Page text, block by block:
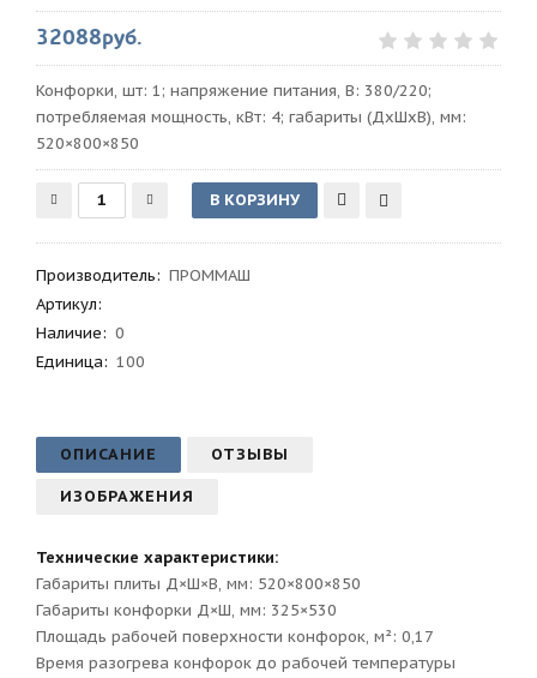
32088руб.
Конфорки, шт: 1; напряжение питания, В: 380/220;
потребляемая мощность, кВт: 4; габариты (ДхШхВ), мм:
520×800×850
Производитель: ПРОММАШ
Артикул:
Наличие: 0
Единица: 100
ОПИСАНИЕ ОТЗЫВЫ
ИЗОБРАЖЕНИЯ
Технические характеристики:
Габариты плиты Д×Ш×В, мм: 520×800×850
Габариты конфорки Д×Ш, мм: 325×530
Площадь рабочей поверхности конфорок, м²: 0,17
Время разогрева конфорок до рабочей температуры